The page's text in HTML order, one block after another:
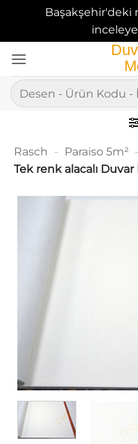
Başakşehir'deki
atla
Ara:
Rasch - Paraiso 5m² -
Tek renk alacalı Duvar